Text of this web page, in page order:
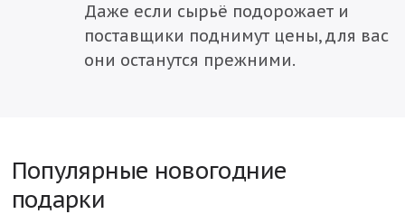
Даже если сырьё подорожает и
поставщики поднимут цены, для вас
они останутся прежними.
Популярные новогодние
подарки